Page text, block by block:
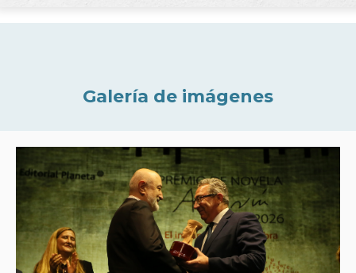
Galería de imágenes